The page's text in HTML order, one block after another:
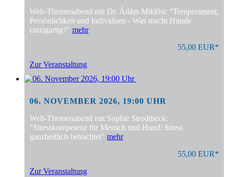
Web-Themenabend mit Dr. Ádám Miklósi: "Temperament,
Persönlichkeit und Individuen - Was macht Hunde
einzigartig?" mehr
55,00 EUR*
Zur Veranstaltung
06. NOVEMBER 2026, 19:00 UHR
Web-Themenabend mit Sophie Strodtbeck:
"Stresskompetenz für Mensch und Hund: Stress
ganzheitlich betrachtet" mehr
55,00 EUR*
Zur Veranstaltung